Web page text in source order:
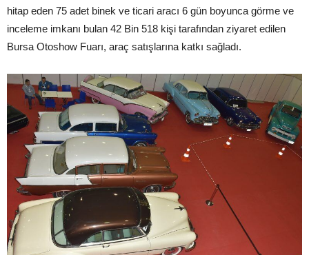
hitap eden 75 adet binek ve ticari aracı 6 gün boyunca görme ve
inceleme imkanı bulan 42 Bin 518 kişi tarafından ziyaret edilen
Bursa Otoshow Fuarı, araç satışlarına katkı sağladı.